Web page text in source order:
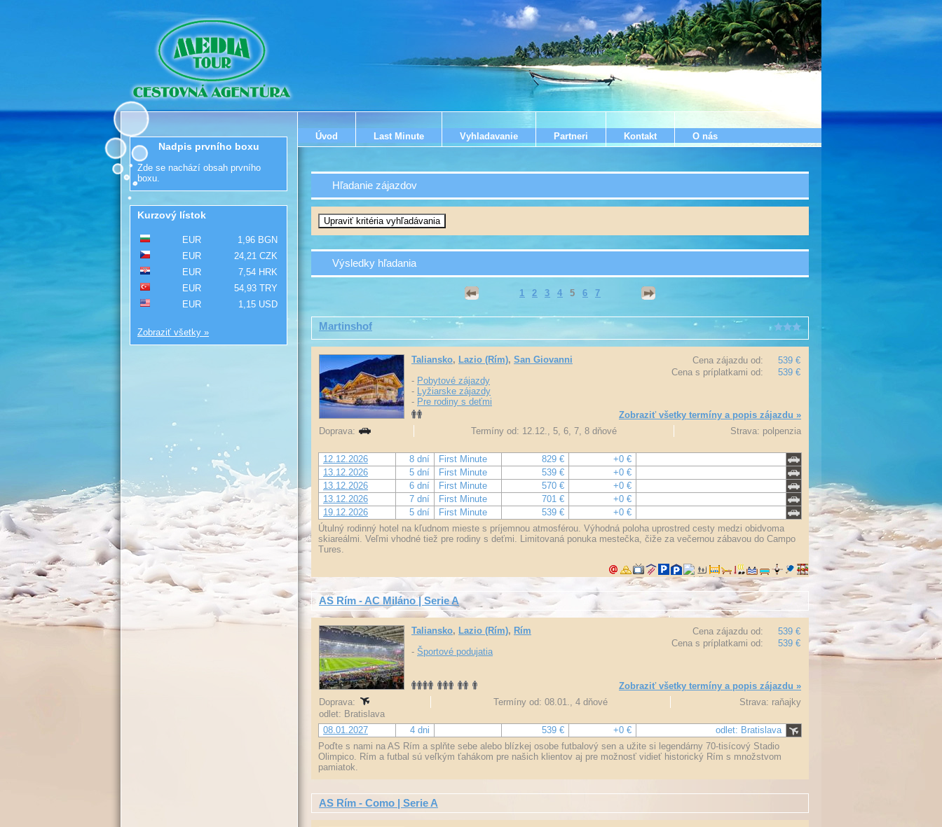
Úvod Last Minute Vyhladavanie Partneri Kontakt O nás
Hľadanie zájazdov
Výsledky hľadania
1 2 3 4 5 6 7
Martinshof
Cena zájazdu od:
539 €
Cena s príplatkami od:
539 €
Taliansko, Lazio (Rím), San Giovanni
- Pobytové zájazdy
- Lyžiarske zájazdy
- Pre rodiny s deťmi
Zobraziť všetky termíny a popis zájazdu »
Doprava:
Termíny od: 12.12., 5, 6, 7, 8 dňové Strava: polpenzia
12.12.2026 8 dní First Minute 829 €
+0 €
13.12.2026
5 dní First Minute 539 €
+0 €
13.12.2026
6 dní First Minute 570 €
+0 €
13.12.2026
7 dní First Minute 701 €
+0 €
19.12.2026
5 dní First Minute 539 €
+0 €
Útulný rodinný hotel na kľudnom mieste s príjemnou atmosférou. Výhodná poloha uprostred cesty medzi obidvoma
skiareálmi. Veľmi vhodné tiež pre rodiny s deťmi. Limitovaná ponuka mestečka, čiže za večernou zábavou do Campo
Tures.
AS Rím - AC Miláno | Serie A
Cena zájazdu od:
539 €
Cena s príplatkami od:
539 €
Taliansko, Lazio (Rím), Rím
- Športové podujatia
Zobraziť všetky termíny a popis zájazdu »
Doprava:
Termíny od: 08.01., 4 dňové
Strava: raňajky
odlet: Bratislava
08.01.2027
4 dni 539 € +0 €
odlet: Bratislava
Poďte s nami na AS Rím a splňte sebe alebo blízkej osobe futbalový sen a užite si legendárny 70-tisícový Stadio
Olimpico. Rím a futbal sú veľkým ťahákom pre našich klientov aj pre možnosť vidieť historický Rím s množstvom
pamiatok.
AS Rím - Como | Serie A
Nadpis prvního boxu
Zde se nachází obsah prvního
boxu.
Kurzový lístok
EUR
1,96 BGN
EUR
24,21 CZK
EUR
7,54 HRK
EUR
54,93 TRY
EUR
1,15 USD
Zobraziť všetky »